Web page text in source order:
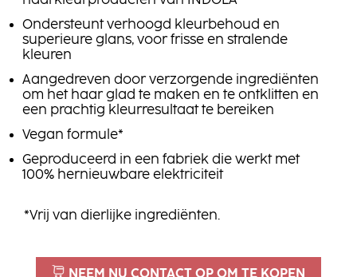
Ondersteunt verhoogd kleurbehoud en
superieure glans, voor frisse en stralende
kleuren
Aangedreven door verzorgende ingrediënten
om het haar glad te maken en te ontklitten en
een prachtig kleurresultaat te bereiken
Vegan formule*
Geproduceerd in een fabriek die werkt met
100% hernieuwbare elektriciteit
*Vrij van dierlijke ingrediënten.